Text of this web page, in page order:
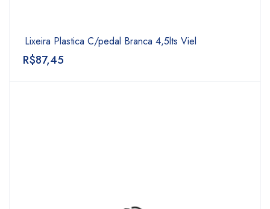
Lixeira Plastica C/pedal Branca 4,5lts Viel
R$87,45